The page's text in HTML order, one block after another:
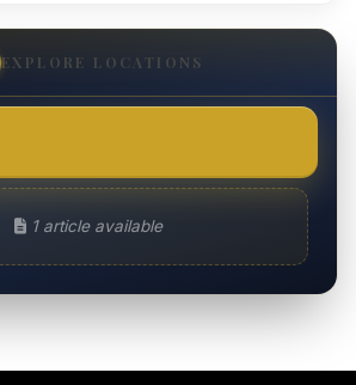
EXPLORE LOCATIONS
1 article available